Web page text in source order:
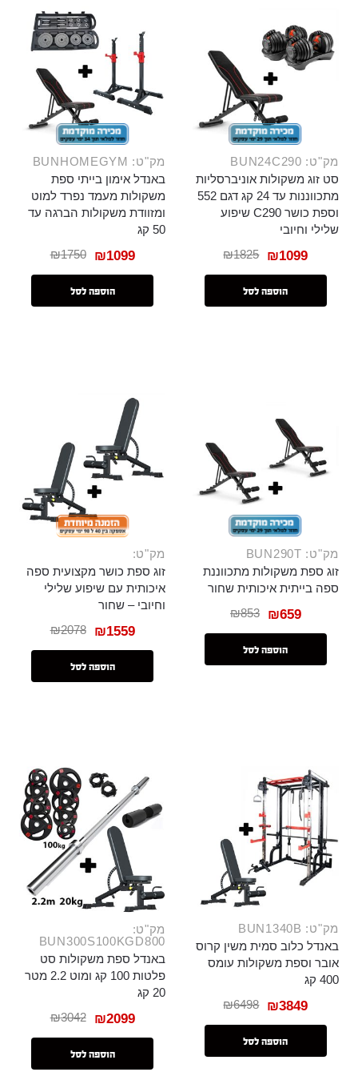
מק"ט: BUN24C290
סט זוג משקולות אוניברסליות
מתכווננות עד 24 קג דגם 552
וספת כושר C290 שיפוע
שלילי וחיובי
₪1825 ₪1099
הוספה לסל
מק"ט: BUNHOMEGYM
באנדל אימון בייתי ספת
משקולות מעמד נפרד למוט
ומזוודת משקולות הברגה עד
50 קג
₪1750 ₪1099
הוספה לסל
מק"ט: BUN290T
זוג ספת משקולות מתכווננת
ספה בייתית איכותית שחור
₪853 ₪659
הוספה לסל
מק"ט:
זוג ספת כושר מקצועית ספה
איכותית עם שיפוע שלילי
וחיובי – שחור
₪2078 ₪1559
הוספה לסל
מק"ט: BUN1340B
באנדל כלוב סמית משין קרוס
אובר וספת משקולות עומס
400 קג
₪6498 ₪3849
הוספה לסל
מק"ט:
BUN300S100KGD800
באנדל ספת משקולות סט
פלטות 100 קג ומוט 2.2 מטר
20 קג
₪3042 ₪2099
הוספה לסל